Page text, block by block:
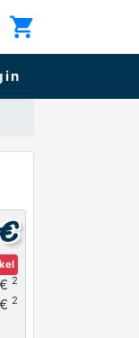
shopping_cart
2
2